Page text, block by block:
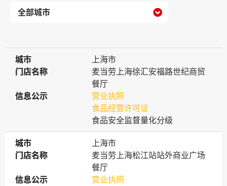

城市
城市
上海市
门店名称
门店名称
麦当劳上海徐汇安福路世纪商贸
餐厅
信息公示
信息公示
营业执照
食品经营许可证
食品安全监督量化分级
城市
城市
上海市
门店名称
门店名称
麦当劳上海松江站站外商业广场
餐厅
信息公示
信息公示
营业执照